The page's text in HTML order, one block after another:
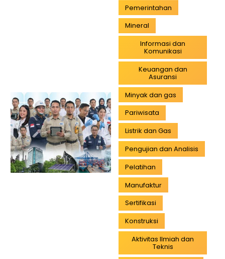
Pemerintahan
Mineral
Informasi dan
Komunikasi
Keuangan dan
Asuransi
Minyak dan gas
Pariwisata
Listrik dan Gas
Pengujian dan Analisis
Pelatihan
Manufaktur
Sertifikasi
Konstruksi
Aktivitas Ilmiah dan
Teknis